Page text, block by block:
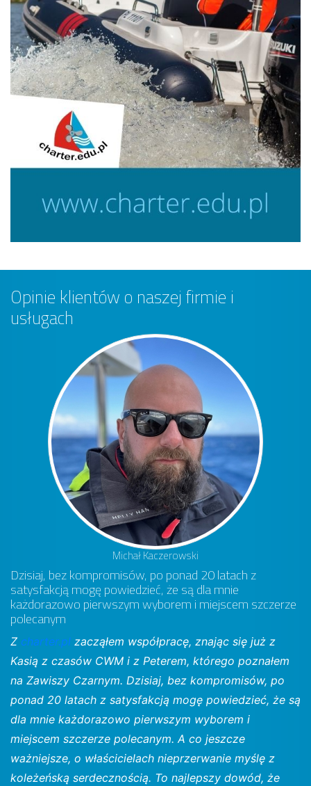
Opinie klientów o naszej firmie i
usługach
Michał Kaczerowski
Dzisiaj, bez kompromisów, po ponad 20 latach z
satysfakcją mogę powiedzieć, że są dla mnie
każdorazowo pierwszym wyborem i miejscem szczerze
polecanym
Z charter.pl zacząłem współpracę, znając się już z
Kasią z czasów CWM i z Peterem, którego poznałem
na Zawiszy Czarnym. Dzisiaj, bez kompromisów, po
ponad 20 latach z satysfakcją mogę powiedzieć, że są
dla mnie każdorazowo pierwszym wyborem i
miejscem szczerze polecanym. A co jeszcze
ważniejsze, o właścicielach nieprzerwanie myślę z
koleżeńską serdecznością. To najlepszy dowód, że